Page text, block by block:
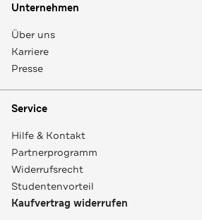
Unternehmen
Über uns
Karriere
Presse
Service
Hilfe & Kontakt
Partnerprogramm
Widerrufsrecht
Studentenvorteil
Kaufvertrag widerrufen